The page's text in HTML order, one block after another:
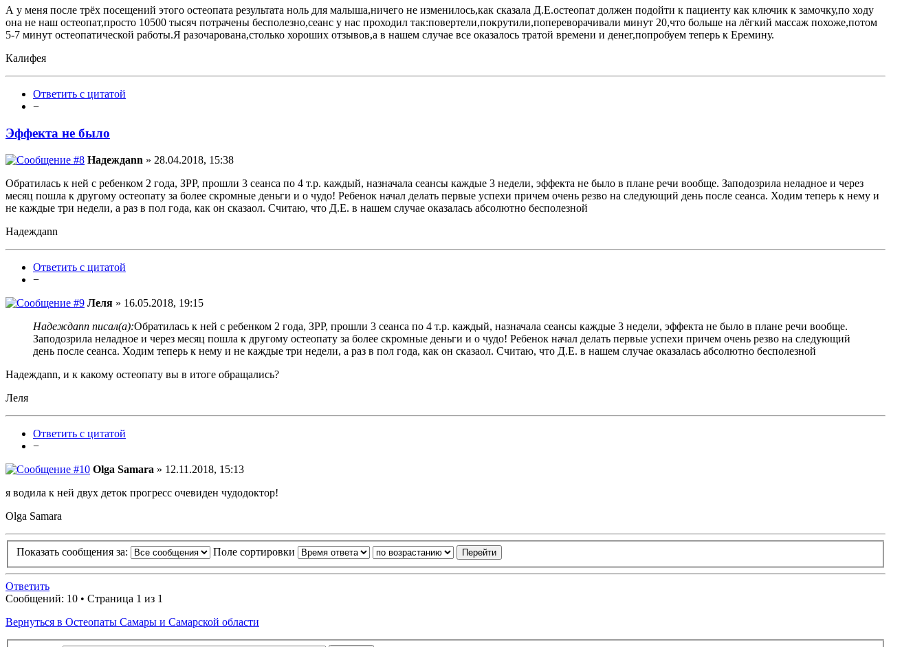
А у меня после трёх посещений этого остеопата результата ноль для малыша,ничего не изменилось,как сказала Д.Е.остеопат должен подойти к пациенту как ключик к замочку,по ходу
она не наш остеопат,просто 10500 тысяч потрачены бесполезно,сеанс у нас проходил так:повертели,покрутили,попереворачивали минут 20,что больше на лёгкий массаж похоже,потом
5-7 минут остеопатической работы.Я разочарована,столько хороших отзывов,а в нашем случае все оказалось тратой времени и денег,попробуем теперь к Еремину.
Калифея
Ответить с цитатой
−
Эффекта не было
Надеждаnn » 28.04.2018, 15:38
Обратилась к ней с ребенком 2 года, ЗРР, прошли 3 сеанса по 4 т.р. каждый, назначала сеансы каждые 3 недели, эффекта не было в плане речи вообще. Заподозрила неладное и через
месяц пошла к другому остеопату за более скромные деньги и о чудо! Ребенок начал делать первые успехи причем очень резво на следующий день после сеанса. Ходим теперь к нему и
не каждые три недели, а раз в пол года, как он сказаол. Считаю, что Д.Е. в нашем случае оказалась абсолютно бесполезной
Надеждаnn
Ответить с цитатой
−
Леля » 16.05.2018, 19:15
Надеждаnn писал(а):Обратилась к ней с ребенком 2 года, ЗРР, прошли 3 сеанса по 4 т.р. каждый, назначала сеансы каждые 3 недели, эффекта не было в плане речи вообще.
Заподозрила неладное и через месяц пошла к другому остеопату за более скромные деньги и о чудо! Ребенок начал делать первые успехи причем очень резво на следующий
день после сеанса. Ходим теперь к нему и не каждые три недели, а раз в пол года, как он сказаол. Считаю, что Д.Е. в нашем случае оказалась абсолютно бесполезной
Надеждаnn, и к какому остеопату вы в итоге обращались?
Леля
Ответить с цитатой
−
Olga Samara » 12.11.2018, 15:13
я водила к ней двух деток прогресс очевиден чудодоктор!
Olga Samara
Показать сообщения за: Поле сортировки
Ответить
Сообщений: 10 • Страница 1 из 1
Вернуться в Остеопаты Самары и Самарской области